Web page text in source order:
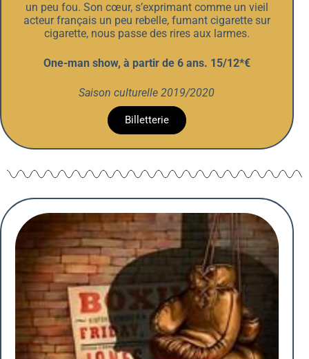
un peu fou. Son cœur, s’exprimant comme un vieil
acteur français un peu rebelle, fumant cigarette sur
cigarette, nous passe des rires aux larmes.
One-man show, à partir de 6 ans. 15/12*€
Saison culturelle 2019/2020
Billetterie